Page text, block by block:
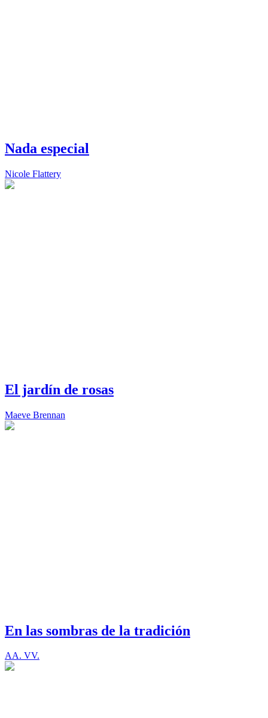
Nada especial
Nicole Flattery
El jardín de rosas
Maeve Brennan
En las sombras de la tradición
AA. VV.